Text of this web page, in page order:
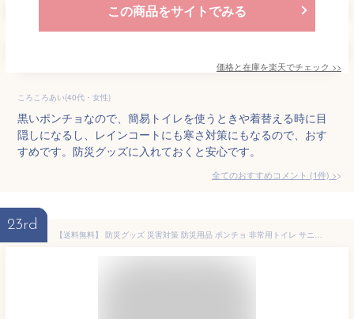
この商品をサイトでみる
価格と在庫を楽天でチェック >>
ころころあい(40代・女性)
黒いポンチョなので、簡易トイレを使うときや着替える時に目
隠しになるし、レインコートにも寒さ対策にもなるので、おす
すめです。防災グッズに入れておくと安心です。
全てのおすすめコメント (1件) >
23rd
【送料無料】 防災グッズ 災害対策 防災用品 ポンチョ 非常用トイレ サニタリー 女性 男性 最低限 災害 地震 台風 大雨 洪水 浸水 避難 着替え 目隠し 防寒具 くまモン マルチポンチョ